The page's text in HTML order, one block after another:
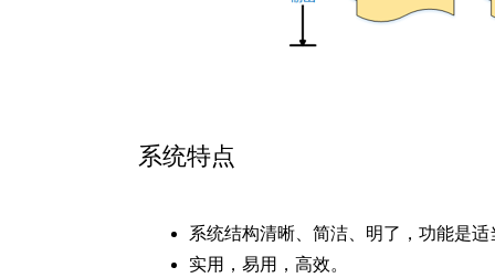
系统特点
系统结构清晰、简洁、明了，功能是
实用，易用，高效。